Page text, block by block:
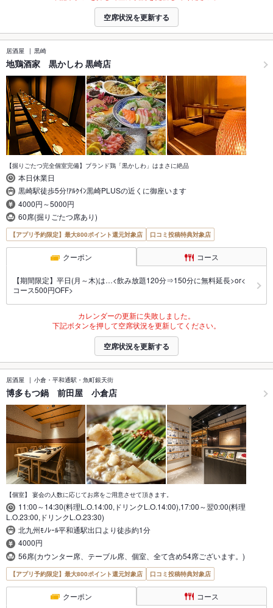
空席状況を更新する
居酒屋 黒崎
地鶏酒家 黒かしわ 黒崎店
【掘りごたつ完全個室完備】ブランド鶏「黒かしわ」はまさに絶品
本日休業日
黒崎駅徒歩5分!ｱﾙｸｲﾝ黒崎PLUSの近くに御座います
4000円～5000円
60席(掘りごたつ席あり)
【アプリ予約限定】最大800ポイント還元対象店 口コミ投稿特典対象店
クーポン コース
【期間限定】平日(月～木)は…<飲み放題120分⇒150分に無料延長>or<
コース500円OFF>
カレンダーの更新に失敗しました。
下記ボタンを押して空席状況を更新してください。
空席状況を更新する
居酒屋 小倉・平和通駅・魚町銀天街
博多もつ鍋 前田屋 小倉店
【個室】 宴会の人数に応じてお席をご用意させて頂きます。
11:00～14:30(料理L.O.14:00,ドリンクL.O.14:00),17:00～翌0:00(料理
L.O.23:00,ドリンクL.O.23:30)
北九州ﾓﾉﾚｰﾙ平和通駅出口より徒歩約1分
4000円
56席(カウンター席、テーブル席、個室、全て含め54席ございます。)
【アプリ予約限定】最大800ポイント還元対象店 口コミ投稿特典対象店
クーポン コース